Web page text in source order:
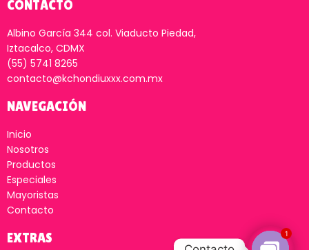
CONTACTO
Albino García 344 col. Viaducto Piedad,
Iztacalco, CDMX
(55) 5741 8265
contacto@kchondiuxxx.com.mx
NAVEGACIÓN
Inicio
Nosotros
Productos
Especiales
Mayoristas
Contacto
EXTRAS 1